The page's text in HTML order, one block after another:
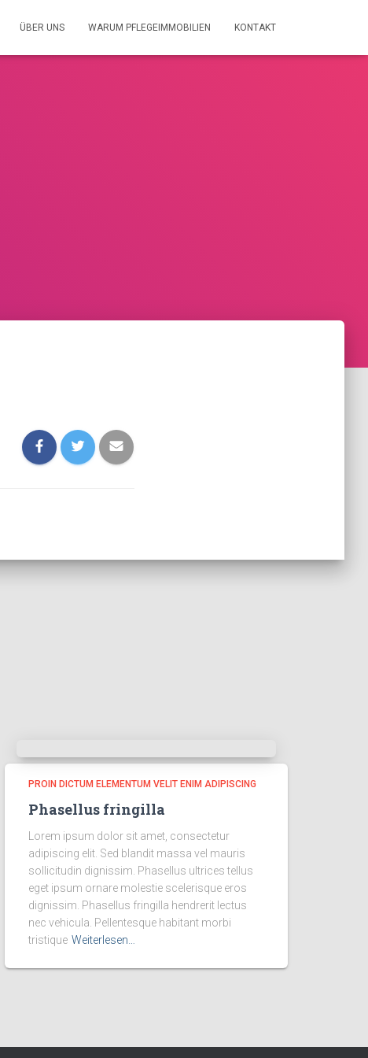
ÜBER UNS WARUM PFLEGEIMMOBILIEN KONTAKT
PROIN DICTUM ELEMENTUM VELIT ENIM ADIPISCING
Phasellus fringilla
Lorem ipsum dolor sit amet, consectetur
adipiscing elit. Sed blandit massa vel mauris
sollicitudin dignissim. Phasellus ultrices tellus
eget ipsum ornare molestie scelerisque eros
dignissim. Phasellus fringilla hendrerit lectus
nec vehicula. Pellentesque habitant morbi
tristique Weiterlesen…